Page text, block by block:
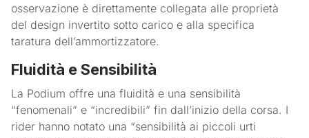
osservazione è direttamente collegata alle proprietà
del design invertito sotto carico e alla specifica
taratura dell’ammortizzatore.
Fluidità e Sensibilità
La Podium offre una fluidità e una sensibilità
“fenomenali” e “incredibili” fin dall’inizio della corsa. I
rider hanno notato una “sensibilità ai piccoli urti